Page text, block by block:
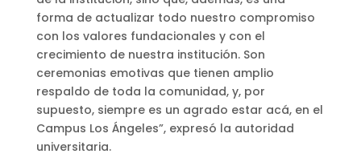
forma de actualizar todo nuestro compromiso
con los valores fundacionales y con el
crecimiento de nuestra institución. Son
ceremonias emotivas que tienen amplio
respaldo de toda la comunidad, y, por
supuesto, siempre es un agrado estar acá, en el
Campus Los Ángeles”, expresó la autoridad
universitaria.